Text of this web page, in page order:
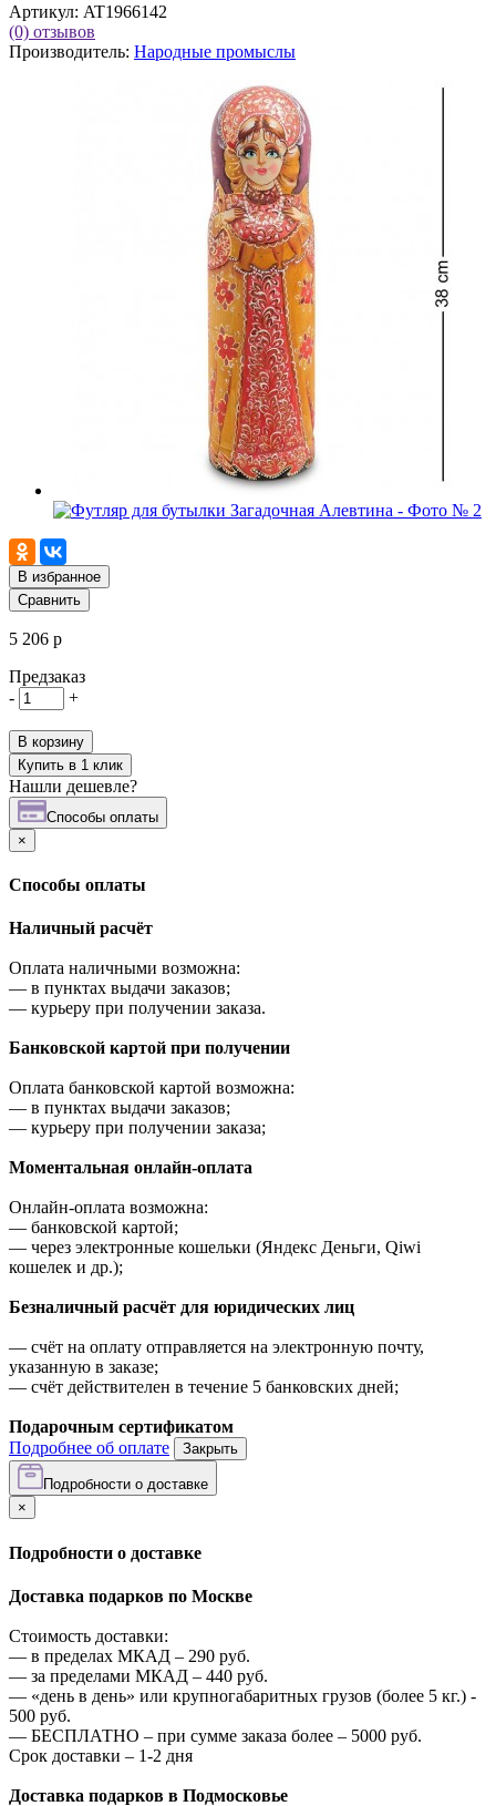
Артикул: AT1966142
(0) отзывов
Производитель: Народные промыслы
В избранное
Сравнить
5 206 р
Предзаказ
-
+
В корзину
Купить в 1 клик
Нашли дешевле?
Cпособы оплаты
×
Cпособы оплаты
Наличный расчёт
Оплата наличными возможна:
— в пунктах выдачи заказов;
— курьеру при получении заказа.
Банковской картой при получении
Оплата банковской картой возможна:
— в пунктах выдачи заказов;
— курьеру при получении заказа;
Моментальная онлайн-оплата
Онлайн-оплата возможна:
— банковской картой;
— через электронные кошельки (Яндекс Деньги, Qiwi
кошелек и др.);
Безналичный расчёт для юридических лиц
— счёт на оплату отправляется на электронную почту,
указанную в заказе;
— счёт действителен в течение 5 банковских дней;
Подарочным сертификатом
Подробнее об оплате
Закрыть
Подробности о доставке
×
Подробности о доставке
Доставка подарков по Москве
Стоимость доставки:
— в пределах МКАД – 290 руб.
— за пределами МКАД – 440 руб.
— «день в день» или крупногабаритных грузов (более 5 кг.) -
500 руб.
— БЕСПЛАТНО – при сумме заказа более – 5000 руб.
Срок доставки – 1-2 дня
Доставка подарков в Подмосковье